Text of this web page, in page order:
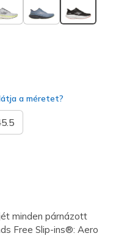
kiválasztva
a méretet?
minden párnázott
Free Slip-ins®: Aero